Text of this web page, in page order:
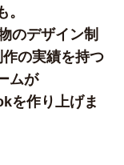
のデザイン制
の実績を持つ
ムが
を作り上げま